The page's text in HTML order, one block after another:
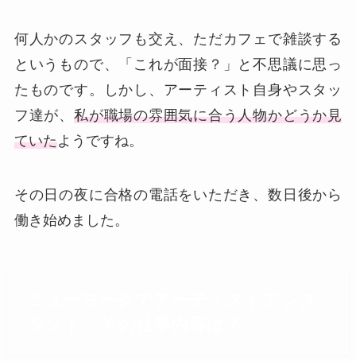
何人かのスタッフも交え、ただカフェで雑談する
というもので、「これが面接？」と不思議に思っ
たものです。しかし、アーティスト自身やスタッ
フ達が、 私が職場の雰囲気に合う人物かどうか見
ていたようですね。
その日の夜に合格の電話をいただき、数日後から
働き始めました。